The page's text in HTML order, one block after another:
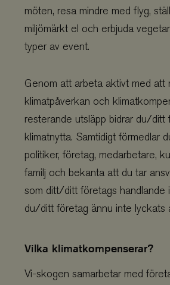
möten, resa mindre med flyg,
miljömärkt el och erbjuda
typer av event.
Genom att arbeta aktivt med att
klimatpåverkan och
resterande utsläpp bidrar du/ditt
klimatnytta. Samtidigt förmedlar
politiker, företag, medarbetare,
familj och bekanta att du tar
som ditt/ditt företags handlande
du/ditt företag ännu inte lyckats
Vilka klimatkompenserar?
Vi-skogen samarbetar med